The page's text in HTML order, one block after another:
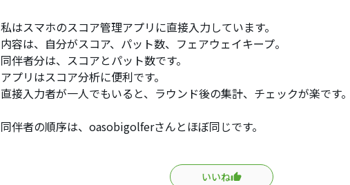
私はスマホのスコア管理アプリに直接入力しています。
内容は、自分がスコア、パット数、フェアウェイキープ。
同伴者分は、スコアとパット数です。
アプリはスコア分析に便利です。
直接入力者が一人でもいると、ラウンド後の集計、チェックが楽です。
同伴者の順序は、oasobigolferさんとほぼ同じです。
いいね